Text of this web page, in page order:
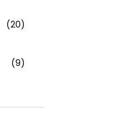
(20)
(9)